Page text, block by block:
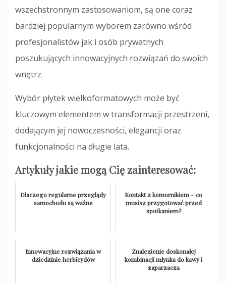
wszechstronnym zastosowaniom, są one coraz
bardziej popularnym wyborem zarówno wśród
profesjonalistów jak i osób prywatnych
poszukujących innowacyjnych rozwiązań do swoich
wnętrz.
Wybór płytek wielkoformatowych może być
kluczowym elementem w transformacji przestrzeni,
dodającym jej nowoczesności, elegancji oraz
funkcjonalności na długie lata.
Artykuły jakie mogą Cię zainteresować:
Dlaczego regularne przeglądy
samochodu są ważne
Kontakt z komornikiem – co
musisz przygotować przed
spotkaniem?
Innowacyjne rozwiązania w
dziedzinie herbicydów
Znalezienie doskonałej
kombinacji młynka do kawy i
zaparzacza